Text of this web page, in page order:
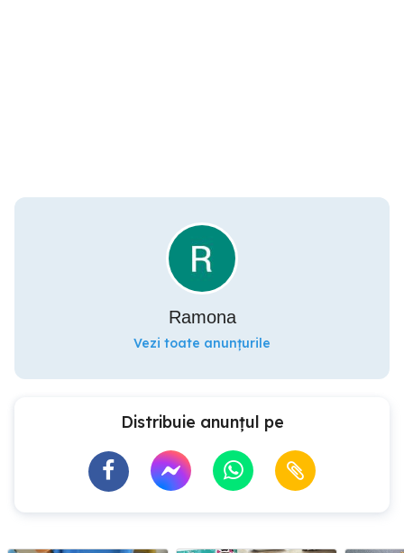
Ramona
Vezi toate anunțurile
Distribuie anunțul pe